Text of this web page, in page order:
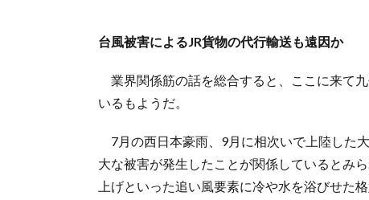
台風被害によるJR貨物の代行輸送も遠因か
業界関係筋の話を総合すると、ここに来て
いるもようだ。
7月の西日本豪雨、9月に相次いで上陸した
大な被害が発生したことが関係しているとみ
上げといった追い風要素に冷や水を浴びせた格